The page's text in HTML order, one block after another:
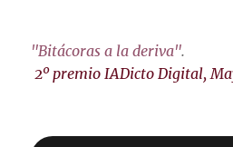
"Bitácoras a la deriva".
2º premio IADicto Digital,